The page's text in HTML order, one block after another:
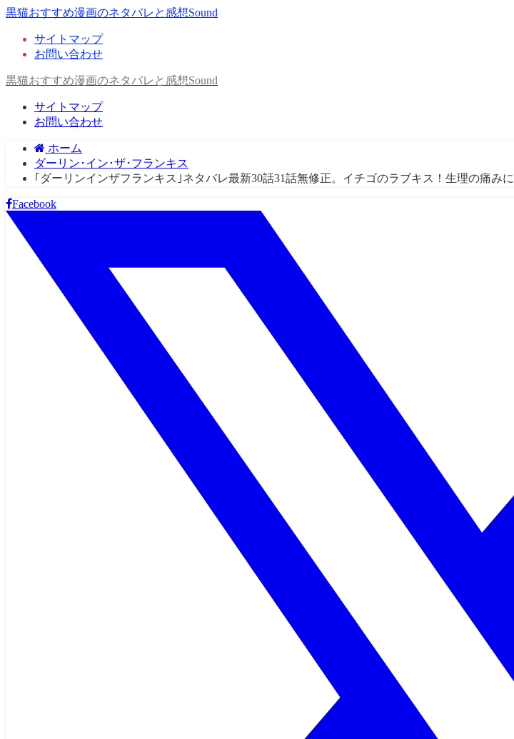
黒猫おすすめ漫画のネタバレと感想Sound
サイトマップ
お問い合わせ
黒猫おすすめ漫画のネタバレと感想Sound
サイトマップ
お問い合わせ
ホーム
ダーリン･イン･ザ･フランキス
｢ダーリンインザフランキス｣ネタバレ最新30話31話無修正。イチゴのラブキス！生理の痛み
Facebook